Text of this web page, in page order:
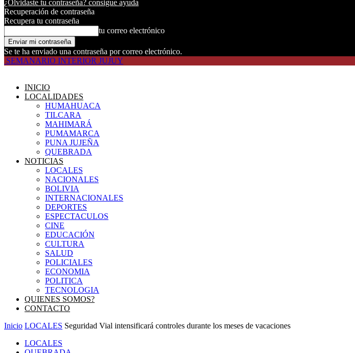
¿Olvidaste tu contraseña? consigue ayuda
Recuperación de contraseña
Recupera tu contraseña
tu correo electrónico
Se te ha enviado una contraseña por correo electrónico.
SEMANARIO INTERIOR JUJUY
INICIO
LOCALIDADES
HUMAHUACA
TILCARA
MAHIMARÁ
PUMAMARCA
PUNA JUJEÑA
QUEBRADA
NOTICIAS
LOCALES
NACIONALES
BOLIVIA
INTERNACIONALES
DEPORTES
ESPECTACULOS
CINE
EDUCACIÓN
CULTURA
SALUD
POLICIALES
ECONOMIA
POLITICA
TECNOLOGIA
QUIENES SOMOS?
CONTACTO
Inicio LOCALES Seguridad Vial intensificará controles durante los meses de vacaciones
LOCALES